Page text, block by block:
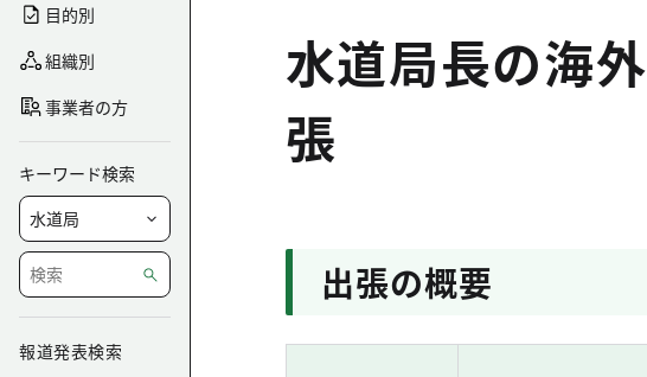
目的別
組織別
事業者の方
キーワード検索
報道発表検索
水道局長の海
張
出張の概要